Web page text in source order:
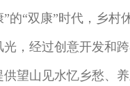
”的“双康”时代，乡村
光，经过创意开发和
望山见水忆乡愁、养